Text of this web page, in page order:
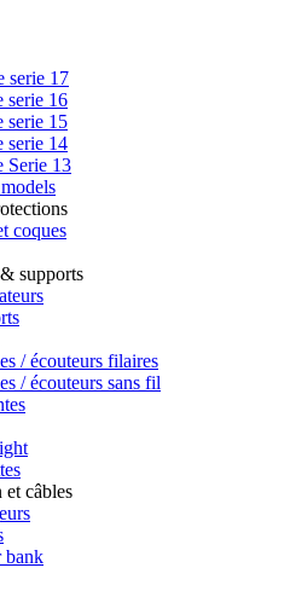
serie 17
serie 16
serie 15
serie 14
Serie 13
coques
supports
/ écouteurs filaires
/ écouteurs sans fil
câbles
bank